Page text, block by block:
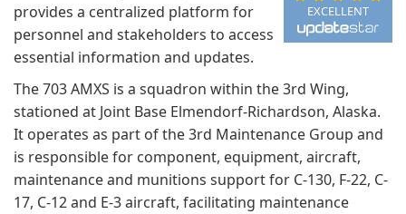
EXCELLENT
provides a centralized platform for
personnel and stakeholders to access
essential information and updates.
The 703 AMXS is a squadron within the 3rd Wing,
stationed at Joint Base Elmendorf-Richardson, Alaska.
It operates as part of the 3rd Maintenance Group and
is responsible for component, equipment, aircraft,
maintenance and munitions support for C-130, F-22, C-
17, C-12 and E-3 aircraft, facilitating maintenance